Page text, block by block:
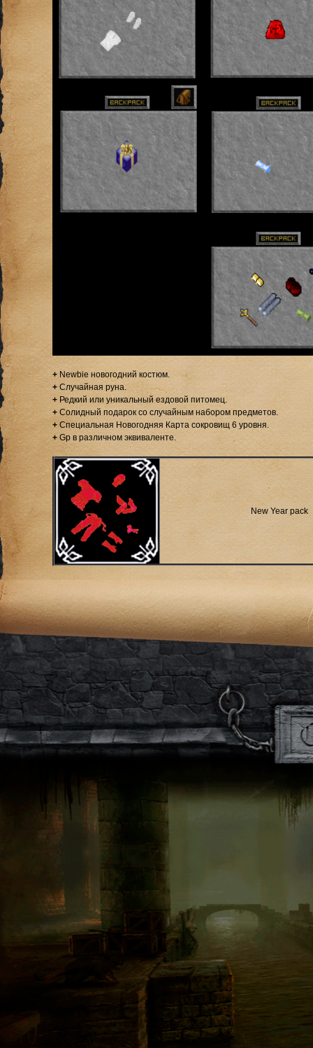
+Newbie новогодний костюм.
+Случайная руна.
+ Редкий или уникальный ездовой питомец.
+Солидный подарок со случайным набором предметов.
+ Специальная Новогодняя Карта сокровищ 6 уровня.
+Gp в различном эквиваленте.
New Year pack